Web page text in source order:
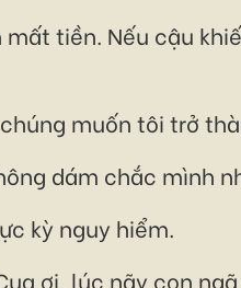
tiền. Nếu cậu
muốn tôi trở
dám chắc mình
kỳ nguy hiểm.
ơi, lúc nãy con